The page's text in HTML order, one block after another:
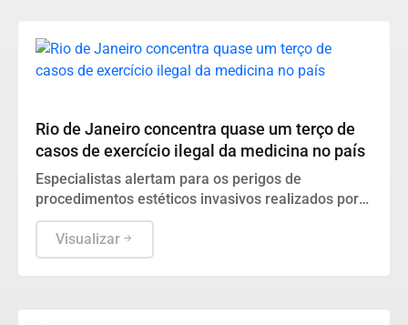
Rio de Janeiro concentra quase um terço de
casos de exercício ilegal da medicina no país
Especialistas alertam para os perigos de
procedimentos estéticos invasivos realizados por
falsos profissionais e cobram denúncias da
população.
Visualizar